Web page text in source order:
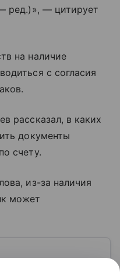
ред.)», — цитирует
на наличие
с согласия
рассказал, в каких
документы
счету.
из-за наличия
может